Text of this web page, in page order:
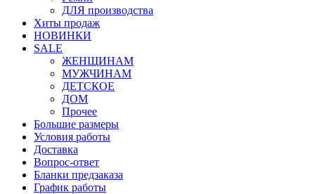
ДЛЯ производства
Хиты продаж
НОВИНКИ
SALE
ЖЕНЩИНАМ
МУЖЧИНАМ
ДЕТСКОЕ
ДОМ
Прочее
Большие размеры
Условия работы
Доставка
Вопрос-ответ
Бланки предзаказа
График работы